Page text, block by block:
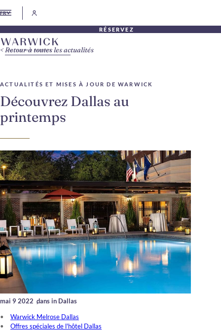
FR
RÉSERVEZ
ACTUALITÉS ET MISES À JOUR DE WARWICK
Découvrez Dallas au
printemps
mai 9 2022 ,dans in Dallas
Warwick Melrose Dallas
Offres spéciales de l'hôtel Dallas
Retour à toutes les actualités